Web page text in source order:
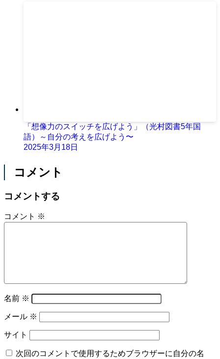
「想像力のスイッチを広げよう」（光村図書5年国
語）～自分の考えを広げよう〜
2025年3月18日
コメント
コメントする
コメント ※
名前 ※
メール ※
サイト
次回のコメントで使用するためブラウザーに自分の名